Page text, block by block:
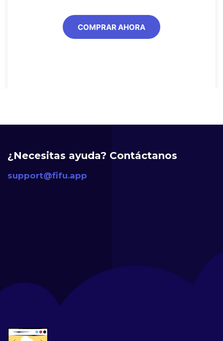
COMPRAR AHORA
¿Necesitas ayuda? Contáctanos
support@fifu.app